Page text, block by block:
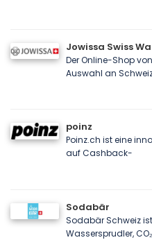
Jowissa Swiss
Der Online-Shop
Auswahl an
poinz
Poinz.ch ist eine
auf Cashback-
Sodabär
Sodabär Schweiz
Wassersprudler,